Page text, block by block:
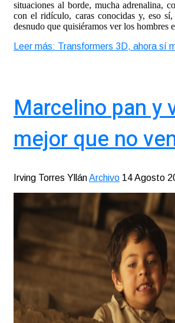
situaciones al borde, mucha adrenalina,
con el ridículo, caras conocidas y, eso
desnudo que quisiéramos ver los hombres
Leer más: Transformers 3D, ahora sí
Marcelino pan y
mejor que no
Irving Torres YllánArchivo 14 Agosto